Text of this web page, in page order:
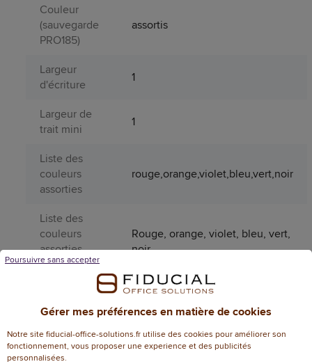
Couleur
(sauvegarde
PRO185)
assortis
Largeur
d'écriture
1
Largeur de
trait mini
1
Liste des
couleurs
assorties
rouge,orange,violet,bleu,vert,noir
Liste des
couleurs
assorties
(ACE)
Rouge, orange, violet, bleu, vert,
noir
corps
Page
catalogue
838
Gérer mes préférences en matière de cookies
Notre site fiducial-office-solutions.fr utilise des cookies pour améliorer son
fonctionnement, vous proposer une experience et des publicités
personnalisées.
Poursuivre sans accepter